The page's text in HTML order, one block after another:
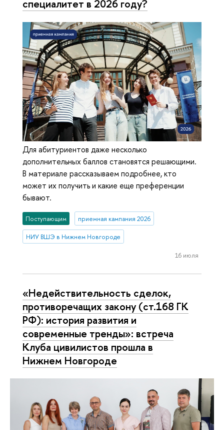
специалитет в 2026 году?
Для абитуриентов даже несколько
дополнительных баллов становятся решающими.
В материале рассказываем подробнее, кто
может их получить и какие еще преференции
бывают.
Поступающим приемная кампания 2026
НИУ ВШЭ в Нижнем Новгороде
16 июля
«Недействительность сделок,
противоречащих закону (ст.168 ГК
РФ): история развития и
современные тренды»: встреча
Клуба цивилистов прошла в
Нижнем Новгороде